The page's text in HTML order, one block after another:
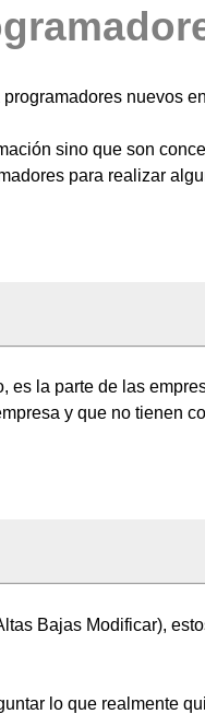
nuevos
sino que son
para realizar
la parte de las
y que no tienen
Bajas Modificar),
lo que realmente